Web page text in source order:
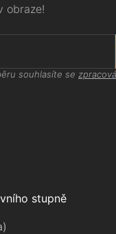
obraze!
souhlasíte se
stupně